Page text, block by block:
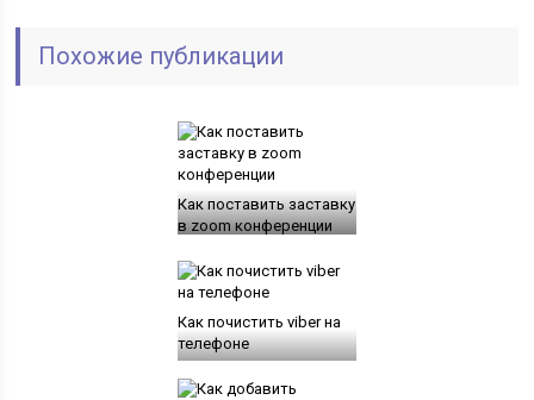
Похожие публикации
Как поставить заставку
в zoom конференции
Как почистить viber на
телефоне